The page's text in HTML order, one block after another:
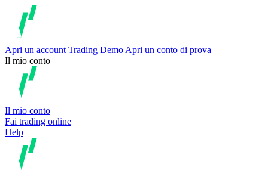
Apri un account Trading Demo Apri un conto di prova
Il mio conto
Il mio conto
Fai trading online
Help